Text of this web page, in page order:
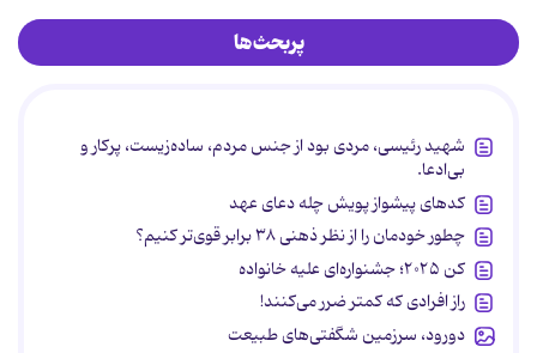
پربحث‌ها
شهید رئیسی، مردی بود از جنس مردم، ساده‌زیست، پرکار و
بی‌ادعا.
کدهای پیشواز پویش چله دعای عهد
چطور خودمان را از نظر ذهنی ۳۸ برابر قوی‌تر کنیم؟
کن ۲۰۲۵؛ جشنواره‌ای علیه خانواده
راز افرادی که کمتر ضرر می‌کنند!
دورود، سرزمین شگفتی‌های طبیعت